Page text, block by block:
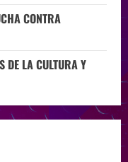
CONTRA
DE LA CULTURA Y